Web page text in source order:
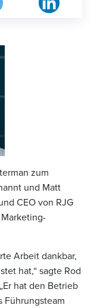
zum
und Matt
CEO von RJG
Arbeit dankbar,
hat,“ sagte Rod
hat den Betrieb
Führungsteam